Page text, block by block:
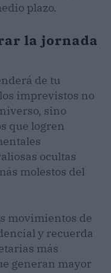
plazo.
la jornada
de tu
imprevistos no
sino
que logren
ocultas
molestos del
movimientos de
y recuerda
más
generan mayor